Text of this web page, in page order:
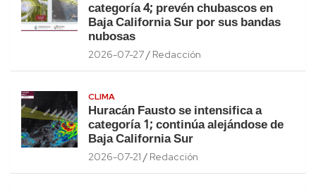
categoría 4; prevén chubascos en
Baja California Sur por sus bandas
nubosas
2026-07-27 Redacción
CLIMA
Huracán Fausto se intensifica a
categoría 1; continúa alejándose de
Baja California Sur
2026-07-21 Redacción